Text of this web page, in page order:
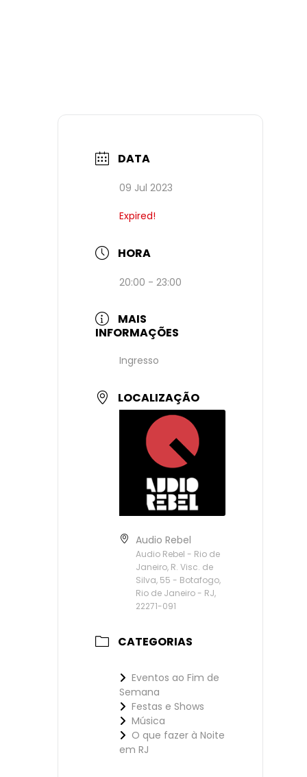
DATA
09 Jul 2023
Expired!
HORA
20:00 - 23:00
MAIS
INFORMAÇÕES
Ingresso
LOCALIZAÇÃO
Audio Rebel
Audio Rebel - Rio de
Janeiro, R. Visc. de
Silva, 55 - Botafogo,
Rio de Janeiro - RJ,
22271-091
CATEGORIAS
Eventos ao Fim de
Semana
Festas e Shows
Música
O que fazer à Noite
em RJ